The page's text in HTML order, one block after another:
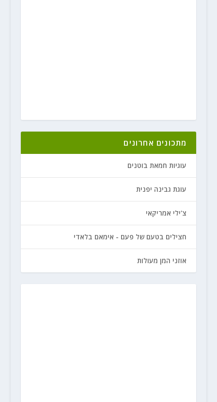
מתכונים אחרונים
עוגיות חמאת בוטנים
עוגת גבינה יפנית
צ'ילי אמריקאי
חצילים בטעם של פעם - אימאם בלאדי
אוזני המן מעולות